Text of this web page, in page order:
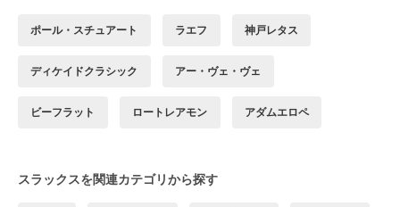
ポール・スチュアート ラエフ 神戸レタス
ディケイドクラシック アー・ヴェ・ヴェ
ビーフラット ロートレアモン アダムエロペ
スラックスを関連カテゴリから探す